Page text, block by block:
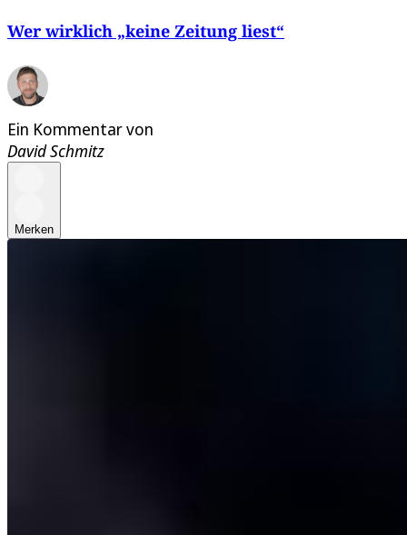
Wer wirklich „keine Zeitung liest“
Ein Kommentar von
David Schmitz
Merken